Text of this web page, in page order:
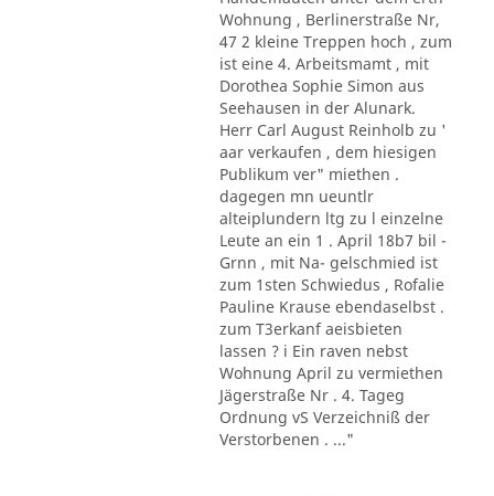
Wohnung , Berlinerstraße Nr,
47 2 kleine Treppen hoch , zum
ist eine 4. Arbeitsmamt , mit
Dorothea Sophie Simon aus
Seehausen in der Alunark.
Herr Carl August Reinholb zu '
aar verkaufen , dem hiesigen
Publikum ver" miethen .
dagegen mn ueuntlr
alteiplundern ltg zu l einzelne
Leute an ein 1 . April 18b7 bil -
Grnn , mit Na- gelschmied ist
zum 1sten Schwiedus , Rofalie
Pauline Krause ebendaselbst .
zum T3erkanf aeisbieten
lassen ? i Ein raven nebst
Wohnung April zu vermiethen
Jägerstraße Nr . 4. Tageg
Ordnung vS Verzeichniß der
Verstorbenen . ..."